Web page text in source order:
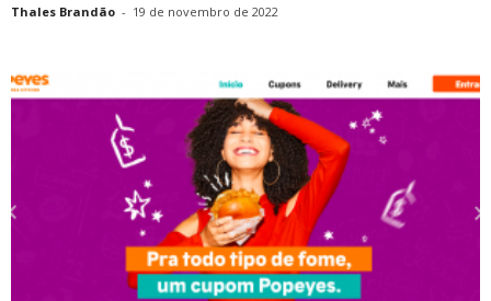
Thales Brandão - 19 de novembro de 2022